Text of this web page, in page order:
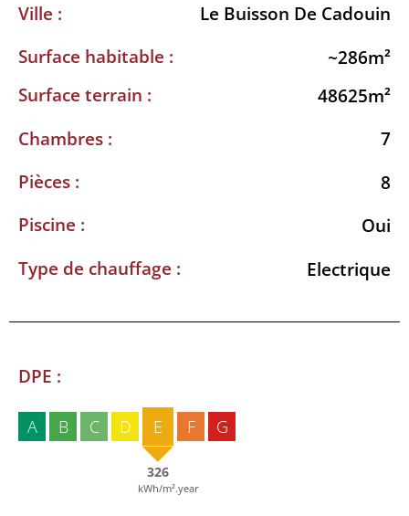
Ville :
Le Buisson De Cadouin
Surface habitable :
~286m²
Surface terrain :
48625m²
Chambres :
7
Pièces :
8
Piscine :
Oui
Type de chauffage :
Electrique
DPE :
A B C D E
326
kWh/m².year
F G